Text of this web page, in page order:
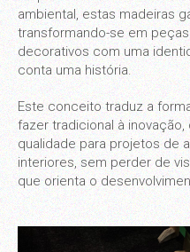
ambiental, estas madeiras
transformando-se em
decorativos com uma
conta uma história.
Este conceito traduz a
fazer tradicional à
qualidade para projetos de
interiores, sem perder de
que orienta o